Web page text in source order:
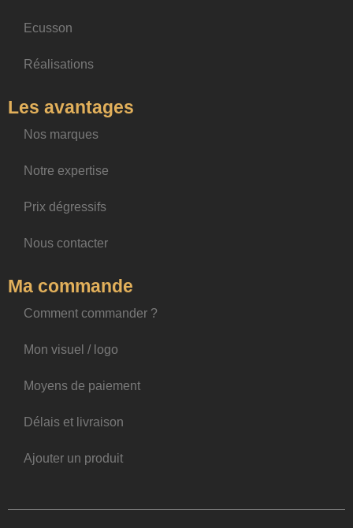
Ecusson
Réalisations
Les avantages
Nos marques
Notre expertise
Prix dégressifs
Nous contacter
Ma commande
Comment commander ?
Mon visuel / logo
Moyens de paiement
Délais et livraison
Ajouter un produit